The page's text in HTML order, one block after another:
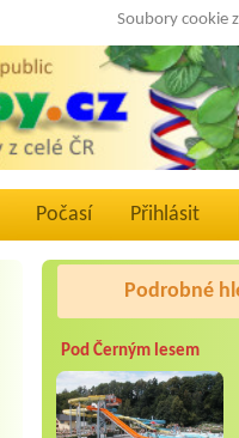
Soubory cookie
Počasí Přihlásit
Podrobné
Pod Černým lesem